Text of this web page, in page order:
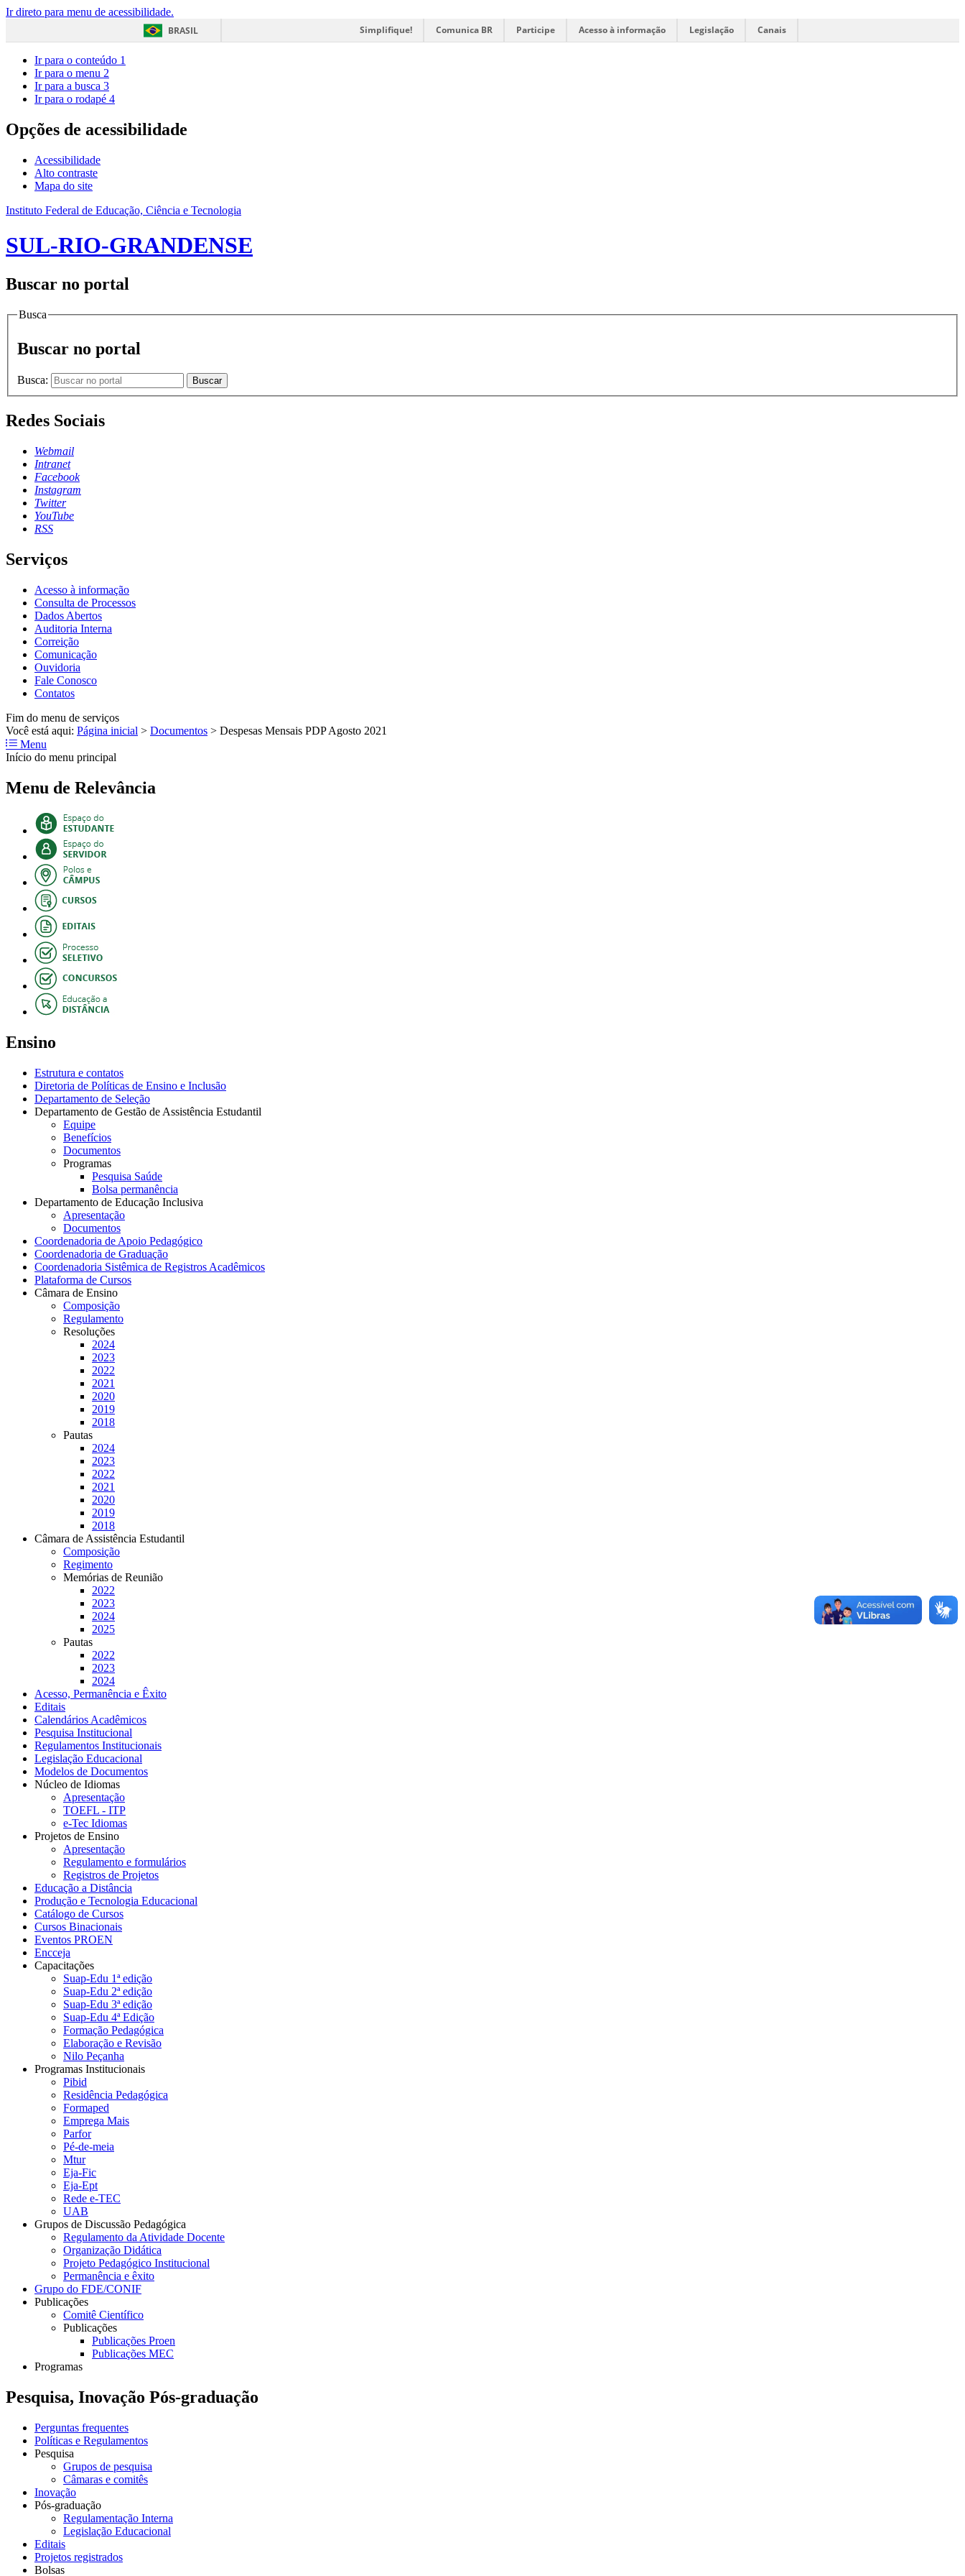
Ir direto para menu de acessibilidade.
BRASIL
Simplifique! Comunica BR Participe Acesso à informação Legislação Canais
Ir para o conteúdo 1
Ir para o menu 2
Ir para a busca 3
Ir para o rodapé 4
Opções de acessibilidade
Acessibilidade
Alto contraste
Mapa do site
Instituto Federal de Educação, Ciência e Tecnologia
SUL-RIO-GRANDENSE
Buscar no portal
Busca
Buscar no portal
Busca: Buscar
Redes Sociais
Webmail
Intranet
Facebook
Instagram
Twitter
YouTube
RSS
Serviços
Acesso à informação
Consulta de Processos
Dados Abertos
Auditoria Interna
Correição
Comunicação
Ouvidoria
Fale Conosco
Contatos
Fim do menu de serviços
Você está aqui: Página inicial > Documentos > Despesas Mensais PDP Agosto 2021
Menu
Início do menu principal
Menu de Relevância
Ensino
Estrutura e contatos
Diretoria de Políticas de Ensino e Inclusão
Departamento de Seleção
Departamento de Gestão de Assistência Estudantil
Equipe
Benefícios
Documentos
Programas
Pesquisa Saúde
Bolsa permanência
Departamento de Educação Inclusiva
Apresentação
Documentos
Coordenadoria de Apoio Pedagógico
Coordenadoria de Graduação
Coordenadoria Sistêmica de Registros Acadêmicos
Plataforma de Cursos
Câmara de Ensino
Composição
Regulamento
Resoluções
2024
2023
2022
2021
2020
2019
2018
Pautas
2024
2023
2022
2021
2020
2019
2018
Câmara de Assistência Estudantil
Composição
Regimento
Memórias de Reunião
2022
2023
2024
2025
Pautas
2022
2023
2024
Acesso, Permanência e Êxito
Editais
Calendários Acadêmicos
Pesquisa Institucional
Regulamentos Institucionais
Legislação Educacional
Modelos de Documentos
Núcleo de Idiomas
Apresentação
TOEFL - ITP
e-Tec Idiomas
Projetos de Ensino
Apresentação
Regulamento e formulários
Registros de Projetos
Educação a Distância
Produção e Tecnologia Educacional
Catálogo de Cursos
Cursos Binacionais
Eventos PROEN
Encceja
Capacitações
Suap-Edu 1ª edição
Suap-Edu 2ª edição
Suap-Edu 3ª edição
Suap-Edu 4ª Edição
Formação Pedagógica
Elaboração e Revisão
Nilo Peçanha
Programas Institucionais
Pibid
Residência Pedagógica
Formaped
Emprega Mais
Parfor
Pé-de-meia
Mtur
Eja-Fic
Eja-Ept
Rede e-TEC
UAB
Grupos de Discussão Pedagógica
Regulamento da Atividade Docente
Organização Didática
Projeto Pedagógico Institucional
Permanência e êxito
Grupo do FDE/CONIF
Publicações
Comitê Científico
Publicações
Publicações Proen
Publicações MEC
Programas
Pesquisa, Inovação Pós-graduação
Perguntas frequentes
Políticas e Regulamentos
Pesquisa
Grupos de pesquisa
Câmaras e comitês
Inovação
Pós-graduação
Regulamentação Interna
Legislação Educacional
Editais
Projetos registrados
Bolsas